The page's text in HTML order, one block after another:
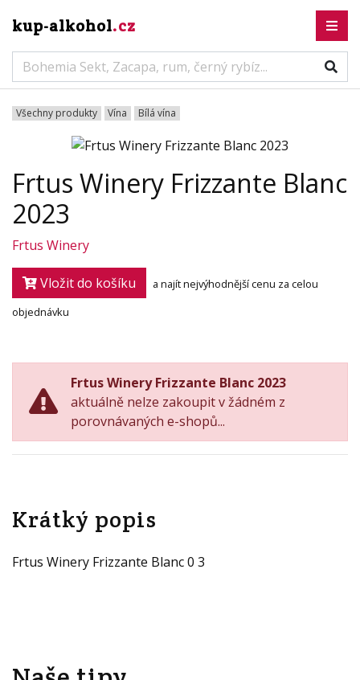
kup-alkohol.cz
Všechny produkty Vína Bílá vína
Frtus Winery Frizzante Blanc
2023
Frtus Winery
Vložit do košíku
a najít nejvýhodnější cenu za celou
objednávku
Frtus Winery Frizzante Blanc 2023
aktuálně nelze zakoupit v žádném z
porovnávaných e-shopů...
Krátký popis
Frtus Winery Frizzante Blanc 0 3